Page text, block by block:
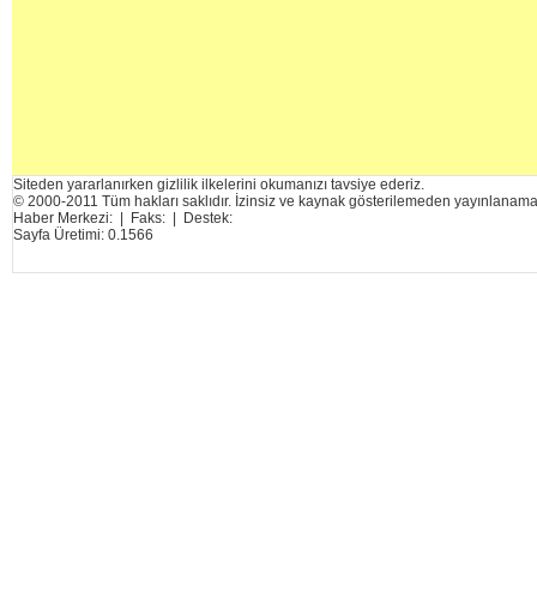
Siteden yararlanırken gizlilik ilkelerini okumanızı tavsiye ederiz.
© 2000-2011 Tüm hakları saklıdır. İzinsiz ve kaynak gösterilemeden
Haber Merkezi: | Faks: | Destek:
Sayfa Üretimi: 0.1566